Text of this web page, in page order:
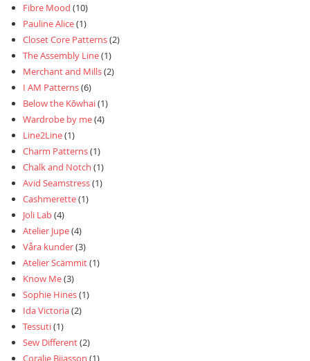
Fibre Mood (10)
Pauline Alice(1)
Closet Core Patterns(2)
The Assembly Line(1)
Merchant and Mills(2)
I AM Patterns(6)
Below the Kōwhai(1)
Wardrobe by me(4)
Line2Line(1)
Charm Patterns(1)
Chalk and Notch (1)
Avid Seamstress(1)
Cashmerette(1)
Joli Lab(4)
Atelier Jupe(4)
Våra kunder(3)
Atelier Scämmit(1)
Know Me(3)
Sophie Hines(1)
Ida Victoria(2)
Tessuti(1)
Sew Different(2)
Coralie Bijasson (1)